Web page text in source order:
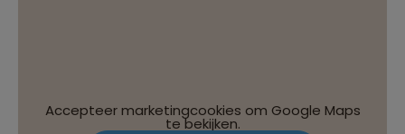
Accepteer marketingcookies om Google Maps
te bekijken.